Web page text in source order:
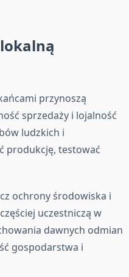
przynoszą
sprzedaży i lojalność
ludzkich i
produkcję, testować
ochrony środowiska i
uczestniczą w
dawnych odmian
gospodarstwa i